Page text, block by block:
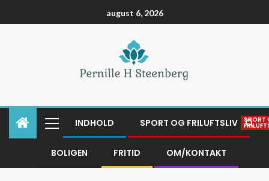
august 6, 2026
INDHOLD SPORT OG FRILUFTSLIV SPORT
BOLIGEN FRITID OM/KONTAKT